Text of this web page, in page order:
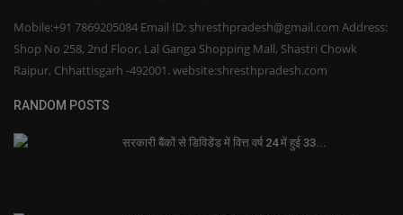
Mobile:+91 7869205084 Email ID: shresthpradesh@gmail.com Address:
Shop No 258, 2nd Floor, Lal Ganga Shopping Mall, Shastri Chowk
Raipur, Chhattisgarh -492001. website:shresthpradesh.com
RANDOM POSTS
सरकारी बैंकों से डिविडेंड में वित्त वर्ष 24 में हुई 33...